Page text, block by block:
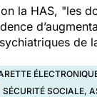
la HAS, "les
de
SÉCURITÉ SOCIALE,